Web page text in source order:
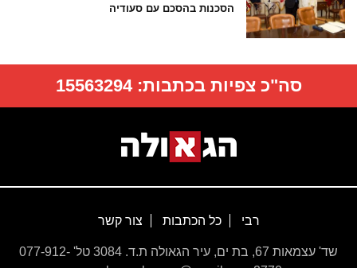
הסכנות בהסכם עם סעודיה
סה"כ צפיות בכתבות:15563294
רבי כל הכתבות צור קשר
שד' עצמאות 67, בת ים, עיר הגאולה ת.ד. 3084 טל' 077-912-